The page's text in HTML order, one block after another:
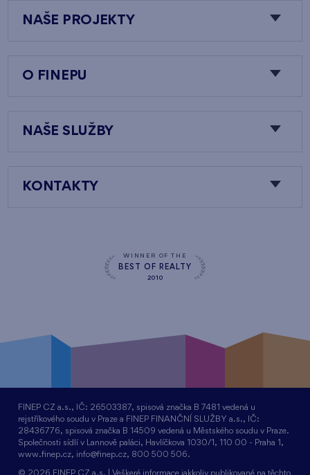
NAŠE PROJEKTY
O FINEPU
NAŠE SLUŽBY
KONTAKTY
WINNER OF THE
BEST OF REALTY
2010
FINEP CZ a.s., IČ: 26503387, spisová značka B 7481 vedená u
rejstříkového soudu v Praze a FINEP FINANČNÍ SLUŽBY a.s., IČ:
28436776, spisová značka B 14509 vedená u Městského soudu v Praze.
Společnosti sídlí v Lannově paláci, Havlíčkova 1030/1, 110 00 - Praha 1,
www.finep.cz, info@finep.cz, 800 500 506.
© 2026 FINEP CZ a.s. | Veškeré informace jakkoliv publikované na těchto